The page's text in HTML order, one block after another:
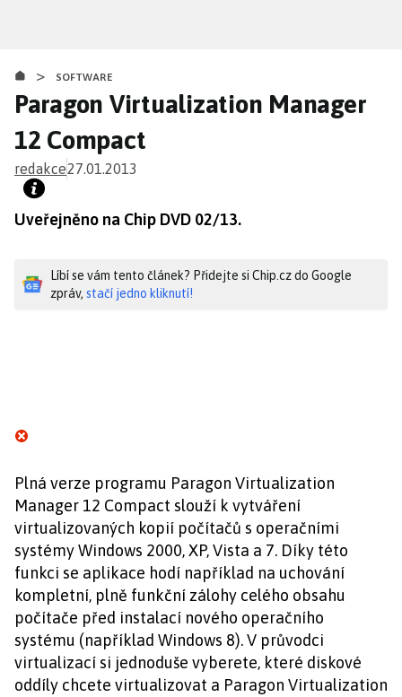
obsahu
> SOFTWARE
Paragon Virtualization Manager
12 Compact
redakce27.01.2013
Uveřejněno na Chip DVD 02/13.
Líbí se vám tento článek? Přidejte si Chip.cz do Google
zpráv, stačí jedno kliknutí!
Plná verze programu Paragon Virtualization
Manager 12 Compact slouží k vytváření
virtualizovaných kopií počítačů s operačními
systémy Windows 2000, XP, Vista a 7. Díky této
funkci se aplikace hodí například na uchování
kompletní, plně funkční zálohy celého obsahu
počítače před instalací nového operačního
systému (například Windows 8). V průvodci
virtualizací si jednoduše vyberete, které diskové
oddíly chcete virtualizovat a Paragon Virtualization